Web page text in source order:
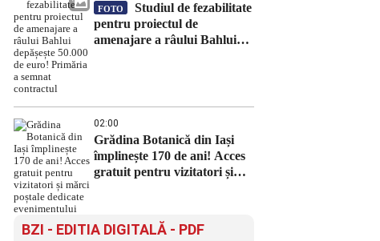
FOTO
Studiul de fezabilitate
pentru proiectul de
amenajare a râului Bahlui
02:00
Grădina Botanică din Iași
împlinește 170 de ani! Acces
gratuit pentru vizitatori și
BZI - EDITIA DIGITALĂ - PDF